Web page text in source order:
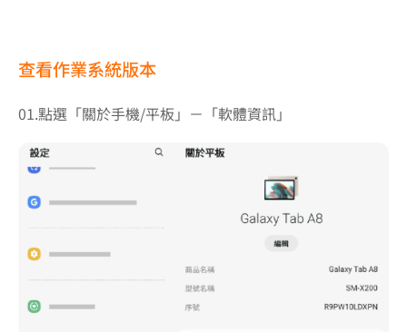
查看作業系統版本
01.點選「關於手機/平板」－「軟體資訊」